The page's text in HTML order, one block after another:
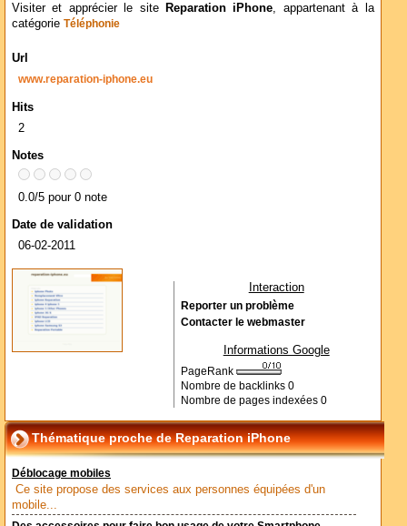
Visiter et apprécier le site Reparation iPhone, appartenant à la
catégorie Téléphonie
Url
www.reparation-iphone.eu
Hits
2
Notes
0.0/5 pour 0 note
Date de validation
06-02-2011
Interaction
Reporter un problème
Contacter le webmaster
Informations Google
PageRank
Nombre de backlinks 0
Nombre de pages indexées 0
Thématique proche de Reparation iPhone
Déblocage mobiles
Ce site propose des services aux personnes équipées d'un
mobile...